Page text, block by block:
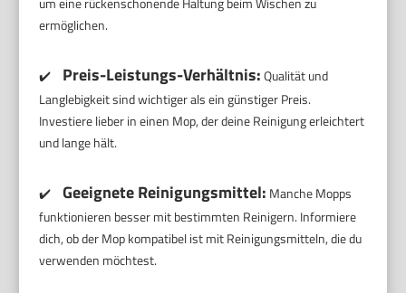
ermöglichen.
✔️ Preis-Leistungs-Verhältnis:Qualität und
Langlebigkeit sind wichtiger als ein günstiger Preis.
Investiere lieber in einen Mop, der deine Reinigung erleichtert
und lange hält.
✔️ Geeignete Reinigungsmittel: Manche Mopps
funktionieren besser mit bestimmten Reinigern. Informiere
dich, ob der Mop kompatibel ist mit Reinigungsmitteln, die du
verwenden möchtest.